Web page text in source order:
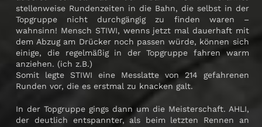
stellenweise Rundenzeiten in die Bahn, die selbst in der
Topgruppe nicht durchgängig zu finden waren –
wahnsinn! Mensch STIWI, wenns jetzt mal dauerhaft mit
dem Abzug am Drücker noch passen würde, können sich
einige, die regelmäßig in der Topgruppe fahren warm
anziehen. (ich z.B.)
Somit legte STIWI eine Messlatte von 214 gefahrenen
Runden vor, die es erstmal zu knacken galt.
In der Topgruppe gings dann um die Meisterschaft. AHLI,
der deutlich entspannter, als beim letzten Rennen an